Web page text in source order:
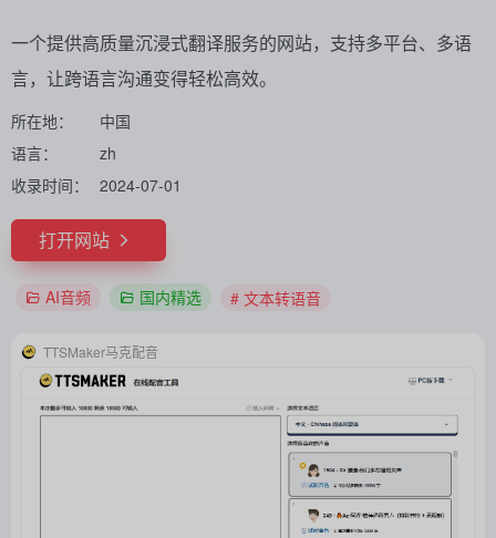
一个提供高质量沉浸式翻译服务的网站，支持多平台、多语
言，让跨语言沟通变得轻松高效。
所在地：
中国
语言：
zh
收录时间：
2024-07-01
打开网站
AI音频 国内精选 # 文本转语音
TTSMaker马克配音